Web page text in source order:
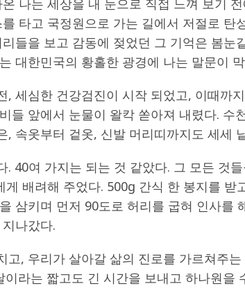
겐대, ‘독일어권 한국학대회(VfK)’ 성료
한인소식
접수마감] 제108회 한국어능력시험 (TOPIK)
게시판 / 행사 /
체성은 연결의 자산”… 독일 한인 차세대 협회(FLCG), 뮌헨 공대
예 아동을 소개 합니다.
사랑의 손길
의 주인을 찾습니다. 게시판 / 행사 / 알림
나는 세상을 내 눈으로 직접 느껴 보기
타고 국정원으로 가는 길에서 저절로 탄
들을 보고 감동에 젖었던 그 기억은 봄눈
대한민국의 황홀한 광경에 나는 말문이
, 세심한 건강검진이 시작 되었고, 이때까
들 앞에서 눈물이 왈칵 쏟아져 내렸다. 수
, 속옷부터 겉옷, 신발 머리띠까지도 세세
. 40여 가지는 되는 것 같았다. 그 모든 것
게 배려해 주었다. 500g 간식 한 봉지를 받
삼키며 먼저 90도로 허리를 굽혀 인사를
나갔다.
고, 우리가 살아갈 삶의 진로를 가르쳐주
이라는 짧고도 긴 시간을 보내고 하나원을